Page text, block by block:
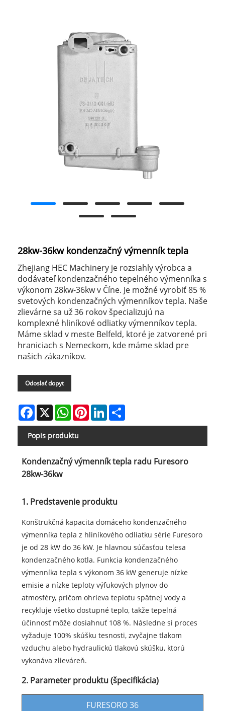
28kw-36kw kondenzačný výmenník tepla
Zhejiang HEC Machinery je rozsiahly výrobca a
dodávateľ kondenzačného tepelného výmenníka s
výkonom 28kw-36kw v Číne. Je možné vyrobiť 85 %
svetových kondenzačných výmenníkov tepla. Naše
zlievárne sa už 36 rokov špecializujú na
komplexné hliníkové odliatky výmenníkov tepla.
Máme sklad v meste Belfeld, ktoré je zatvorené pri
hraniciach s Nemeckom, kde máme sklad pre
našich zákazníkov.
Odoslať dopyt
Facebook
X WhatsAppPinterestLinkedIn
Popis produktu
Kondenzačný výmenník tepla radu Furesoro
28kw-36kw
1. Predstavenie produktu
Konštrukčná kapacita domáceho kondenzačného
výmenníka tepla z hliníkového odliatku série Furesoro
je od 28 kW do 36 kW. Je hlavnou súčasťou telesa
kondenzačného kotla. Funkcia kondenzačného
výmenníka tepla s výkonom 36 kW generuje nízke
emisie a nízke teploty výfukových plynov do
atmosféry, pričom ohrieva teplotu spätnej vody a
recykluje všetko dostupné teplo, takže tepelná
účinnosť môže dosiahnuť 108 %. Následne si proces
vyžaduje 100% skúšku tesnosti, zvyčajne tlakom
vzduchu alebo hydraulickú tlakovú skúšku, ktorú
vykonáva zlieváreň.
2. Parameter produktu (špecifikácia)
FURESORO 36